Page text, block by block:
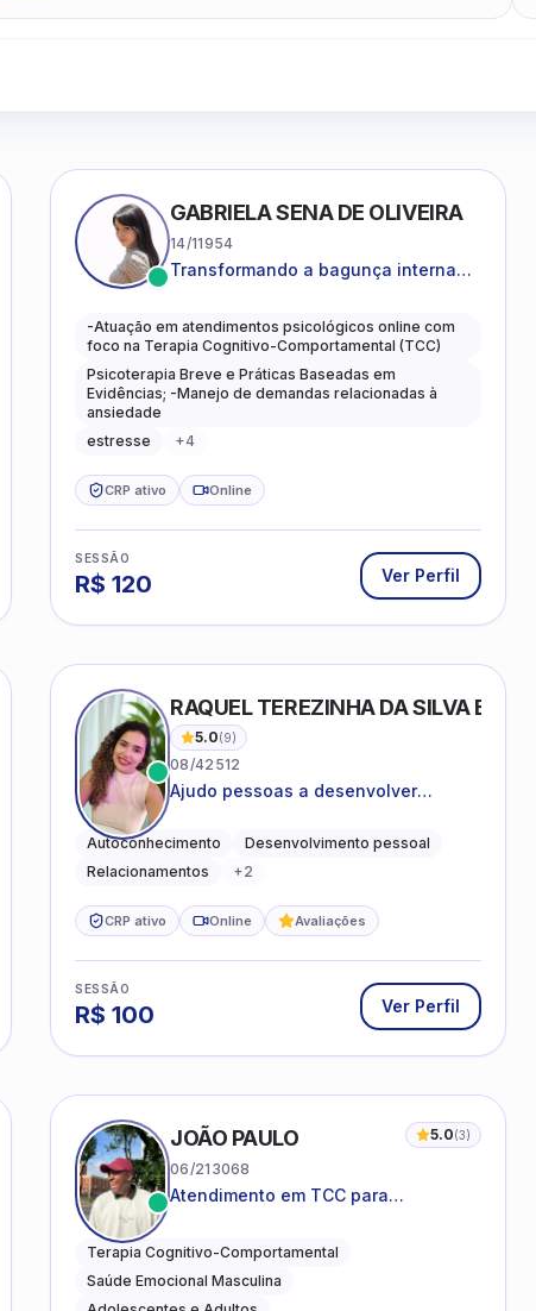
GABRIELA SENA DE OLIVEIRA
14/11954
Transformando a bagunça interna
leveza e caminhos mais gentis para
se viver.
-Atuação em atendimentos psicológicos online com
foco na Terapia Cognitivo-Comportamental (TCC)
Psicoterapia Breve e Práticas Baseadas em
Evidências; -Manejo de demandas relacionadas à
ansiedade
estresse
+4
CRP ativo Online
SESSÃO
R$ 120 Ver Perfil
RAQUEL TEREZINHA DA SILVA BIONDI
5.0(9)
08/42512
Ajudo pessoas a desenvolver
saudáveis
Autoconhecimento
Desenvolvimento pessoal
Relacionamentos
+2
CRP ativo Online Avaliações
SESSÃO
R$ 100 Ver Perfil
JOÃO PAULO 5.0(3)
06/213068
Atendimento em TCC para
desenvolvimento de autonomia
emocional
Terapia Cognitivo-Comportamental
Saúde Emocional Masculina